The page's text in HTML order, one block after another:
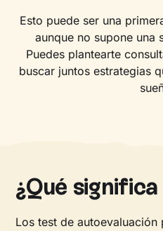
Esto puede ser una
aunque no supone una
Puedes plantearte
buscar juntos estrategias
¿Qué
Los test de